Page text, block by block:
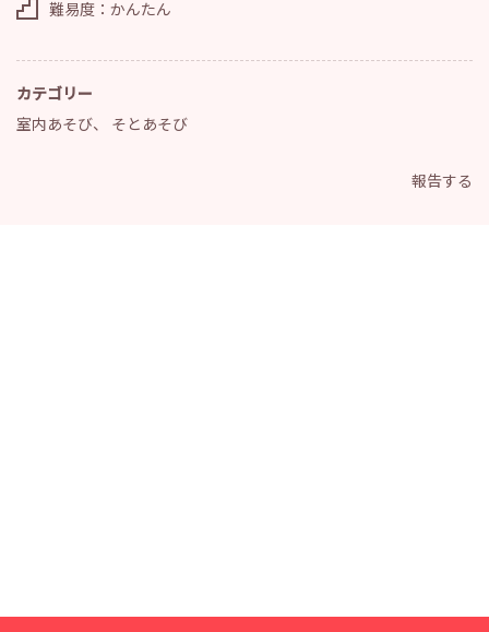
難易度：かんたん
カテゴリー
室内あそび、 そとあそび
報告する